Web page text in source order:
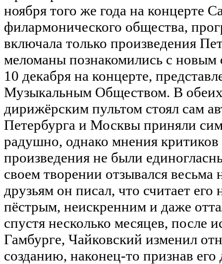
ноября того же года на концерте
филармонического общества,
включала только произведения
меломаны познакомились с новым
10 декабря на концерте,
Музыкальным Обществом. В обеих
дирижёрским пультом стоял сам
Петербурга и Москвы приняли
радушно, однако мнения критиков
произведения не были
своем творении отзывался весьма
друзьям он писал, что считает
пёстрым, неискренним и даже
спустя несколько месяцев, после
Гамбурге, Чайковский изменил
созданию, наконец-то признав его